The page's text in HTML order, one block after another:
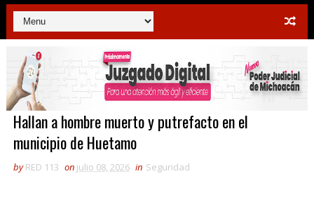
Hallan a hombre muerto y putrefacto en el
municipio de Huetamo
by RED 113 on julio 08, 2026 in Seguridad